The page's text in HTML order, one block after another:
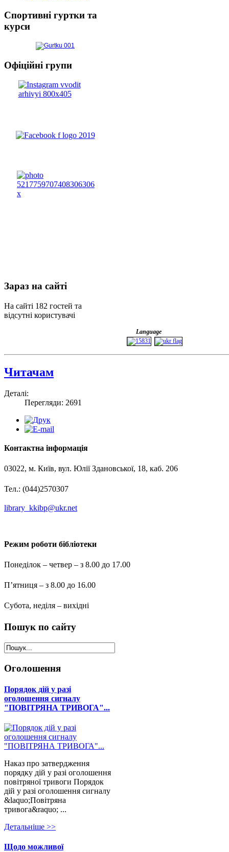
Спортивнi гуртки та
курси
Офіційні групи
Зараз на сайті
На сайті 182 гостей та
відсутні користувачі
Language
Читачам
Деталі:
Перегляди: 2691
Контактна інформація
03022, м. Київ, вул. Юлії Здановської, 18, каб. 206
Тел.: (044)2570307
library_kkibp@ukr.net
Режим роботи бібліотеки
Понеділок – четвер – з 8.00 до 17.00
П’ятниця – з 8.00 до 16.00
Субота, неділя – вихідні
Пошук по сайту
Оголошення
Порядок дій у разі
оголошення сигналу
"ПОВІТРЯНА ТРИВОГА"...
Наказ про затвердження
порядку дій у разі оголошення
повітряної тривоги Порядок
дій у разі оголошення сигналу
&laquo;Повітряна
тривога&raquo; ...
Детальнiше >>
Щодо можливої